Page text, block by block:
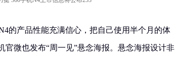
的产品性能充满信心，把自己使用半个月的体
官微也发布“周一见”悬念海报。悬念海报设计非